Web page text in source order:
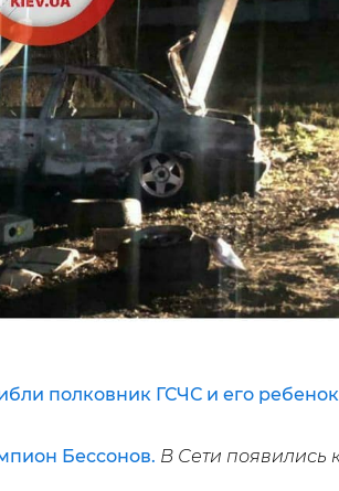
полковник ГСЧС и его
Бессонов. В Сети появились